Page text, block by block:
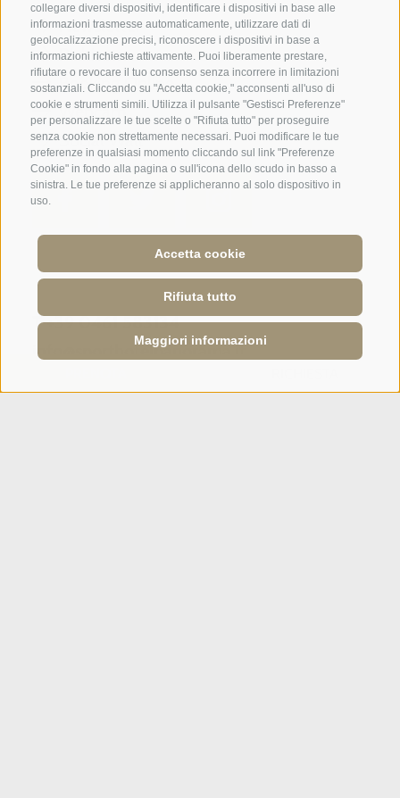
collegare diversi dispositivi, identificare i dispositivi in base alle
informazioni trasmesse automaticamente, utilizzare dati di
geolocalizzazione precisi, riconoscere i dispositivi in base a
informazioni richieste attivamente. Puoi liberamente prestare,
rifiutare o revocare il tuo consenso senza incorrere in limitazioni
sostanziali. Cliccando su "Accetta cookie," acconsenti all'uso di
cookie e strumenti simili. Utilizza il pulsante "Gestisci Preferenze"
per personalizzare le tue scelte o "Rifiuta tutto" per proseguire
senza cookie non strettamente necessari. Puoi modificare le tue
preferenze in qualsiasi momento cliccando sul link "Preferenze
Cookie" in fondo alla pagina o sull'icona dello scudo in basso a
sinistra. Le tue preferenze si applicheranno al solo dispositivo in
uso.
Accetta cookie
Rifiuta tutto
Maggiori informazioni
SPORTHOTEL PANORAMA
Via Carletti, 6 · Fai della Paganella
T +39 0461 583134
info@sporthotelpanorama.it
DE EN
Newsletter
Richiesta
Booking Online
Webcam
Social Wall